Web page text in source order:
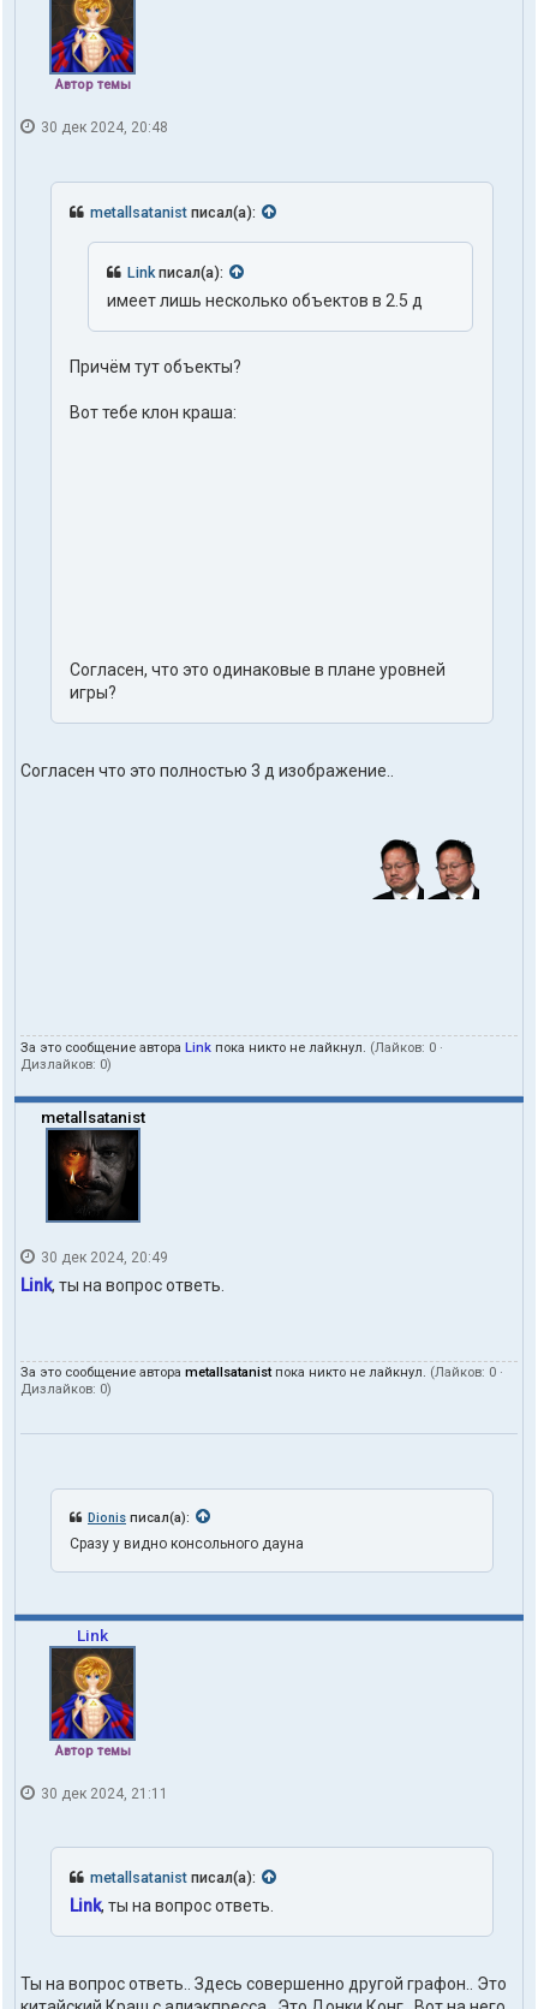
Автор темы
30 дек 2024, 20:48
metallsatanist писал(а):
Link писал(а):
имеет лишь несколько объектов в 2.5 д
Причём тут объекты?
Вот тебе клон краша:
Согласен, что это одинаковые в плане уровней
игры?
Согласен что это полностью 3 д изображение..
За это сообщение автора Link пока никто не лайкнул. (Лайков: 0 ·
Дизлайков: 0)
metallsatanist
30 дек 2024, 20:49
Link, ты на вопрос ответь.
За это сообщение автора metallsatanistпока никто не лайкнул. (Лайков: 0 ·
Дизлайков: 0)
Dionis писал(а):
Сразу у видно консольного дауна
Link
Автор темы
30 дек 2024, 21:11
metallsatanist писал(а):
Link, ты на вопрос ответь.
Ты на вопрос ответь.. Здесь совершенно другой графон.. Это